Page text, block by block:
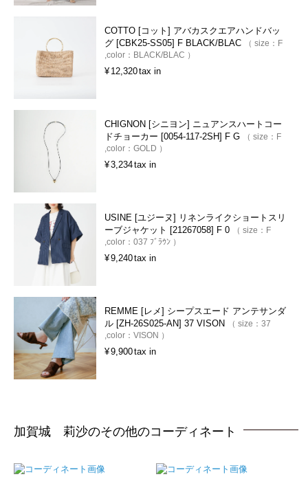
COTTO [コット] アバカスクエアハンドバッ
グ [CBK25-SS05] F BLACK/BLAC
size： F
color： BLACK/BLAC
¥ 12,320tax in
CHIGNON [シニヨン] ニュアンスハートコー
ドチョーカー [0054-117-2SH] F G
size： F
color： GOLD
¥3,234tax in
USINE [ユジーヌ] リネンライクショートスリ
ーブジャケット [21267058] F 0
size： F
color： 037 ﾌﾞﾗｳﾝ
¥9,240tax in
REMME [レメ] シープスエード アンテサンダ
ル [ZH-26S025-AN] 37 VISON
size： 37
color： VISON
¥9,900tax in
加賀城 莉沙のその他のコーディネート